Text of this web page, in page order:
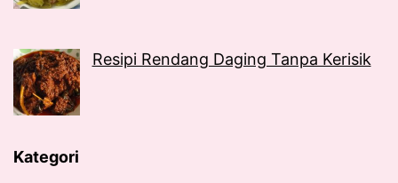
Resipi Rendang Daging Tanpa Kerisik
Kategori